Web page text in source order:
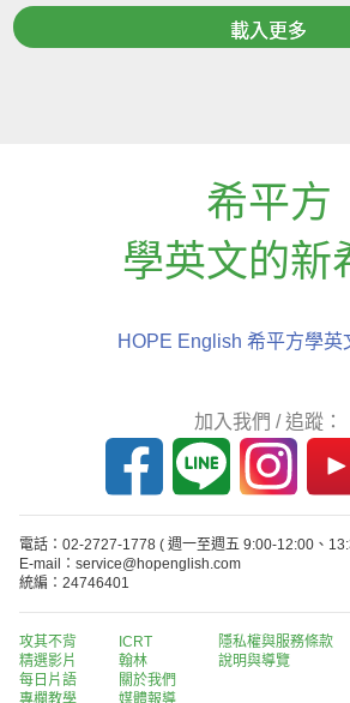
載入更多
希平方
學英文的新
HOPE English 希平方學英
加入我們 / 追蹤：
電話：02-2727-1778 ( 週一至週五 9:00-12:00、
E-mail：service@hopenglish.com
統編：24746401
攻其不背
精選影片
每日片語
專欄教學
ICRT
翰林
關於我們
媒體報導
隱私權與服務條款
說明與導覽